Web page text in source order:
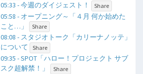
05:33 - 今週のダイジェスト！ Share
05:58 - オープニング～「４月 何か始めた
こと…」
Share
08:08 - スタジオトーク「カリーナノッテ」
について
Share
09:35 - SPOT「ハロー！プロジェクト サブ
スク超解禁！」
Share